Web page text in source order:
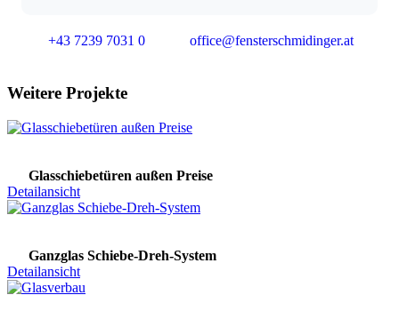
+43 7239 7031 0 office@fensterschmidinger.at
Weitere Projekte
Glasschiebetüren außen Preise
Detailansicht
Ganzglas Schiebe-Dreh-System
Detailansicht